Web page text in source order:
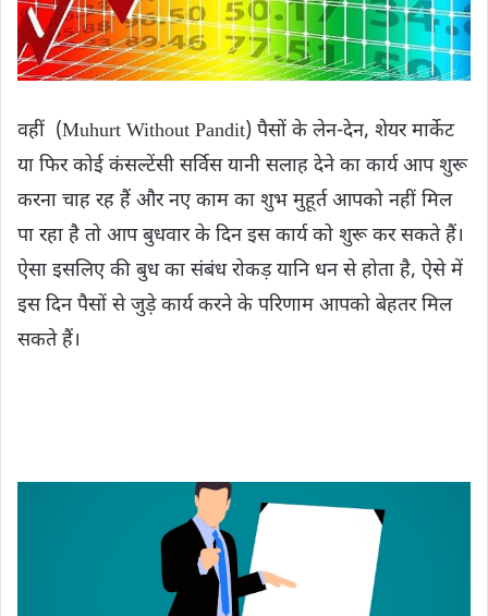
वहीं (Muhurt Without Pandit) पैसों के लेन-देन, शेयर मार्केट
या फिर कोई कंसल्टेंसी सर्विस यानी सलाह देने का कार्य आप शुरू
करना चाह रह हैं और नए काम का शुभ मुहूर्त आपको नहीं मिल
पा रहा है तो आप बुधवार के दिन इस कार्य को शुरू कर सकते हैं।
ऐसा इसलिए ​की बुध का संबंध रोकड़ यानि धन से होता है, ऐसे में
इस दिन पैसों से जुड़े कार्य करने के परिणाम आपको बेहतर मिल
सकते हैं।